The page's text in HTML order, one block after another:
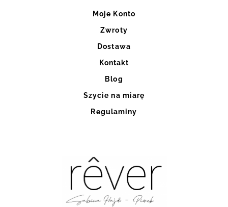
Moje Konto
Zwroty
Dostawa
Kontakt
Blog
Szycie na miarę
Regulaminy